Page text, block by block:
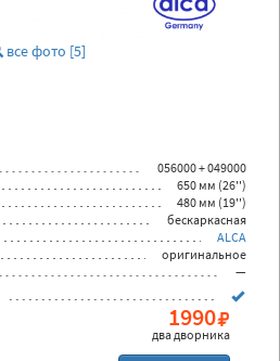
все фото [5]
056000 + 049000
650 мм (26'')
480 мм (19'')
бескаркасная
ALCA
оригинальное
—
1990
два дворника